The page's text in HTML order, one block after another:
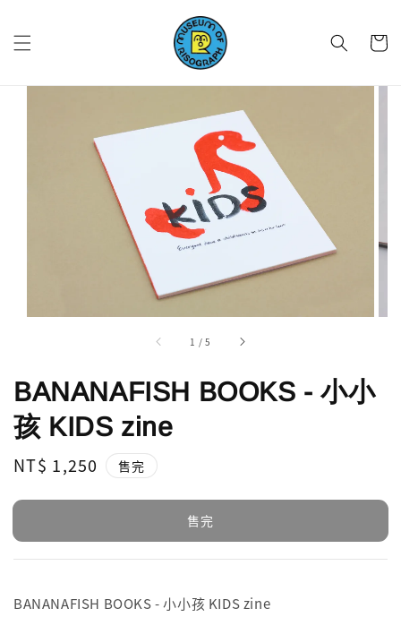
1 /5
BANANAFISH BOOKS - 小小
孩 KIDS zine
Regular
NT$ 1,250 售完
售完
BANANAFISH BOOKS -小小孩 KIDS zine